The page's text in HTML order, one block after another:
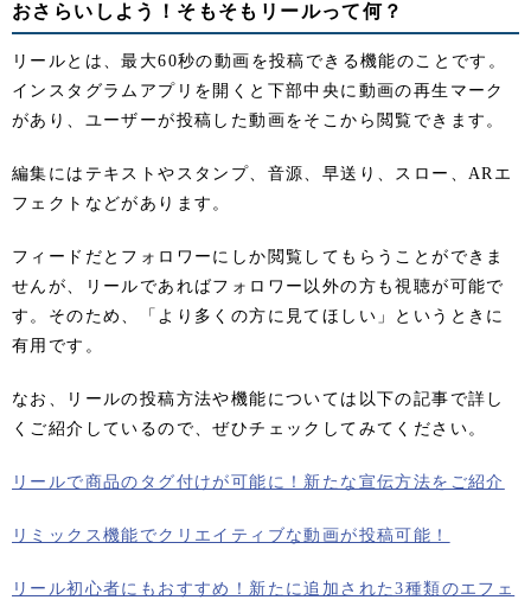
おさらいしよう！そもそもリールって何？
リールとは、最大60秒の動画を投稿できる機能のことです。
インスタグラムアプリを開くと下部中央に動画の再生マーク
があり、ユーザーが投稿した動画をそこから閲覧できます。
編集にはテキストやスタンプ、音源、早送り、スロー、ARエ
フェクトなどがあります。
フィードだとフォロワーにしか閲覧してもらうことができま
せんが、リールであればフォロワー以外の方も視聴が可能で
す。そのため、「より多くの方に見てほしい」というときに
有用です。
なお、リールの投稿方法や機能については以下の記事で詳し
くご紹介しているので、ぜひチェックしてみてください。
リールで商品のタグ付けが可能に！新たな宣伝方法をご紹介
リミックス機能でクリエイティブな動画が投稿可能！
リール初心者にもおすすめ！新たに追加された3種類のエフェ